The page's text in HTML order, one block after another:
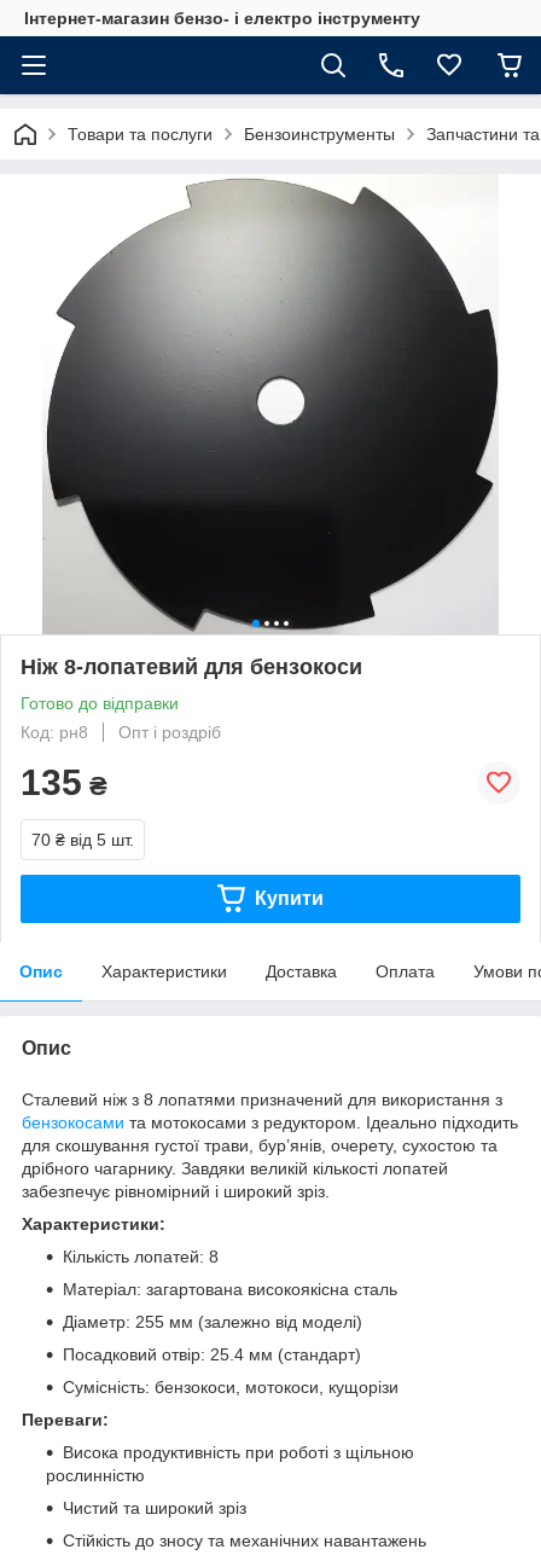
Інтернет-магазин бензо- і електро інструменту
Товари та послуги Бензоинструменты Запчастини
Ніж 8-лопатевий для бензокоси
Готово до відправки
Код: рн8
Опт і роздріб
135 ₴
70 ₴ від 5 шт.
Купити
Опис Характеристики Доставка Оплата Умови
Опис
Сталевий ніж з 8 лопатями призначений для використання з
бензокосами та мотокосами з редуктором. Ідеально підходить
для скошування густої трави, бур’янів, очерету, сухостою та
дрібного чагарнику. Завдяки великій кількості лопатей
забезпечує рівномірний і широкий зріз.
Характеристики:
Кількість лопатей: 8
Матеріал: загартована високоякісна сталь
Діаметр: 255 мм (залежно від моделі)
Посадковий отвір: 25.4 мм (стандарт)
Сумісність: бензокоси, мотокоси, кущорізи
Переваги:
Висока продуктивність при роботі з щільною
рослинністю
Чистий та широкий зріз
Стійкість до зносу та механічних навантажень